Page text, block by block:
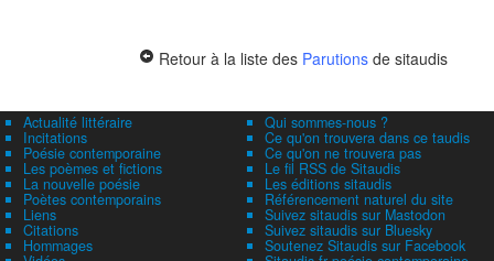
Retour à la liste des Parutions de sitaudis
Actualité littéraire
Incitations
Poésie contemporaine
Les poèmes et fictions
La nouvelle poésie
Poètes contemporains
Liens
Citations
Hommages
Qui sommes-nous ?
Ce qu'on trouvera dans ce taudis
Ce qu'on ne trouvera pas
Le fil RSS de Sitaudis
Les éditions sitaudis
Référencement naturel du site
Suivez sitaudis sur Mastodon
Suivez sitaudis sur Bluesky
Soutenez Sitaudis sur Facebook